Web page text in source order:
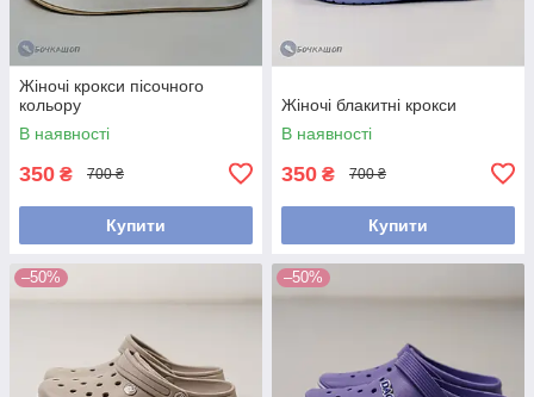
Жіночі крокси пісочного
кольору
В наявності
350 ₴ 700 ₴
Купити
Жіночі блакитні крокси
В наявності
350 ₴ 700 ₴
Купити
–50% –50%